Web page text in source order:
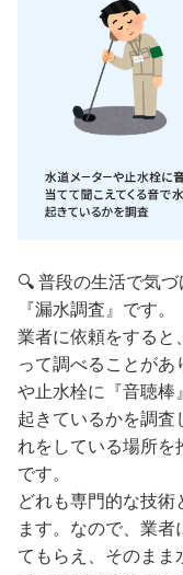
🔍 普段の生活で気
『漏水調査』です。
業者に依頼をすると
って調べることがあ
や止水栓に『音聴棒
起きているかを調査
れをしている場所を
です。
どれも専門的な技術
ます。なので、業
てもらえ、そのまま